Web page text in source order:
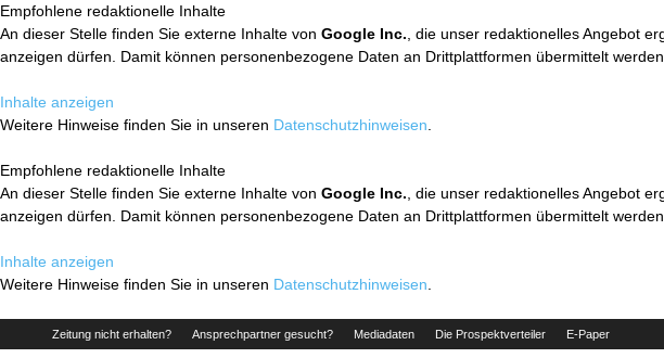
Empfohlene redaktionelle Inhalte
An dieser Stelle finden Sie externe Inhalte von Google Inc. , die unser redaktionelles Angebot
anzeigen dürfen. Damit können personenbezogene Daten an Drittplattformen übermittelt werden.
Inhalte anzeigen
Weitere Hinweise finden Sie in unseren Datenschutzhinweisen
Empfohlene redaktionelle Inhalte
An dieser Stelle finden Sie externe Inhalte von Google Inc. , die unser redaktionelles Angebot
anzeigen dürfen. Damit können personenbezogene Daten an Drittplattformen übermittelt werden.
Inhalte anzeigen
Weitere Hinweise finden Sie in unseren Datenschutzhinweisen
Zeitung nicht erhalten? Ansprechpartner gesucht? Mediadaten Die Prospektverteiler E-Paper